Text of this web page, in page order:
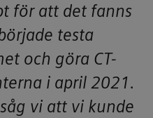
för att det fanns
testa
och göra CT-
i april 2021.
vi att vi kunde